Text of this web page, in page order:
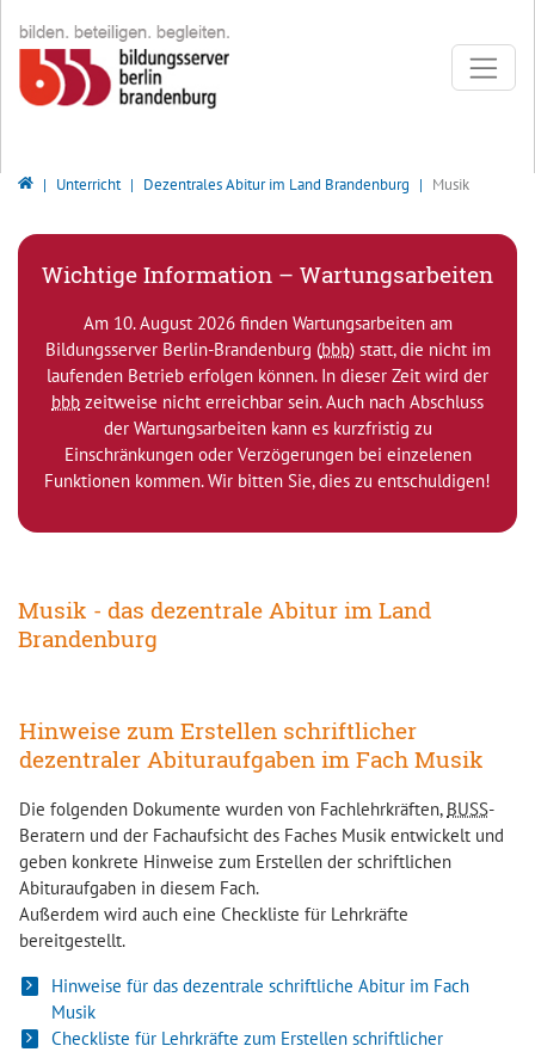
Bildungsserver Berlin - Brandenburg
Unterricht Dezentrales Abitur im Land Brandenburg Musik
Wichtige Information – Wartungsarbeiten
Am 10. August 2026 finden Wartungsarbeiten am
Bildungsserver Berlin-Brandenburg (bbb) statt, die nicht im
laufenden Betrieb erfolgen können. In dieser Zeit wird der
bbb zeitweise nicht erreichbar sein. Auch nach Abschluss
der Wartungsarbeiten kann es kurzfristig zu
Einschränkungen oder Verzögerungen bei einzelenen
Funktionen kommen. Wir bitten Sie, dies zu entschuldigen!
Musik - das dezentrale Abitur im Land
Brandenburg
Hinweise zum Erstellen schriftlicher
dezentraler Abituraufgaben im Fach Musik
Die folgenden Dokumente wurden von Fachlehrkräften, BUSS-
Beratern und der Fachaufsicht des Faches Musik entwickelt und
geben konkrete Hinweise zum Erstellen der schriftlichen
Abituraufgaben in diesem Fach.
Außerdem wird auch eine Checkliste für Lehrkräfte
bereitgestellt.
Hinweise für das dezentrale schriftliche Abitur im Fach
Musik
Checkliste für Lehrkräfte zum Erstellen schriftlicher